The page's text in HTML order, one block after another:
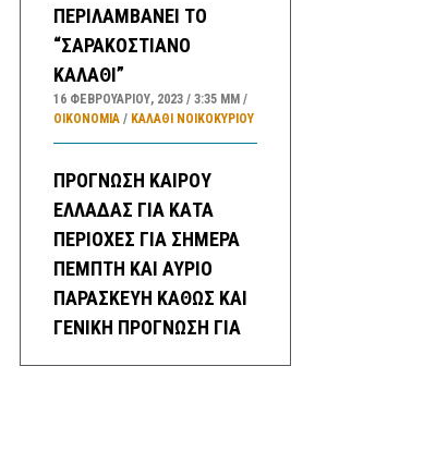
ΠΕΡΙΛΑΜΒΑΝΕΙ ΤΟ
“ΣΑΡΑΚΟΣΤΙΑΝΟ
ΚΑΛΑΘΙ”
16 ΦΕΒΡΟΥΑΡΊΟΥ, 2023 3:35 ΜΜ
ΟΙΚΟΝΟΜΙΑ/ ΚΑΛΑΘΙ ΝΟΙΚΟΚΥΡΙΟΥ
ΠΡΟΓΝΩΣΗ ΚΑΙΡΟΥ
ΕΛΛΑΔΑΣ ΓΙΑ ΚΑΤΑ
ΠΕΡΙΟΧΕΣ ΓΙΑ ΣΗΜΕΡΑ
ΠΕΜΠΤΗ ΚΑΙ ΑΥΡΙΟ
ΠΑΡΑΣΚΕΥΗ ΚΑΘΩΣ ΚΑΙ
ΓΕΝΙΚΗ ΠΡΟΓΝΩΣΗ ΓΙΑ